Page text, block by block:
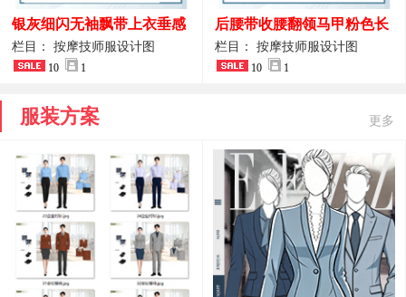
银灰细闪无袖飘带上衣垂感
开叉中长裙 星级酒店前厅礼
仪高级全套工作服
栏目： 按摩技师服设计图
10 1
后腰带收腰翻领马甲粉色长
裤套装 美容门店前台主管精
致高级工装
栏目： 按摩技师服设计图
10 1
服装方案 更多